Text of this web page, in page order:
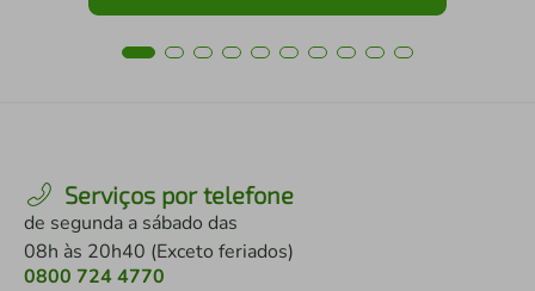
Serviços por telefone
de segunda a sábado das
08h às 20h40 (Exceto feriados)
0800 724 4770